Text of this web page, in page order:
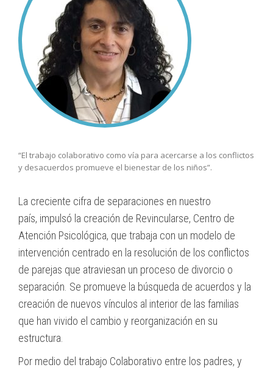
“El trabajo colaborativo como vía para acercarse a los conflictos
y desacuerdos promueve el bienestar de los niños”.
La creciente cifra de separaciones en nuestro
país, impulsó la creación de Revincularse, Centro de
Atención Psicológica, que trabaja con un modelo de
intervención centrado en la resolución de los conflictos
de parejas que atraviesan un proceso de divorcio o
separación. Se promueve la búsqueda de acuerdos y la
creación de nuevos vínculos al interior de las familias
que han vivido el cambio y reorganización en su
estructura.
Por medio del trabajo Colaborativo entre los padres, y